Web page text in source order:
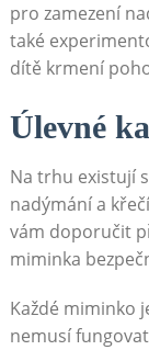
pro zamezení
také
dítě krmení
Úlevné
Na trhu existují
nadýmání a
vám doporučit
miminka
Každé miminko
nemusí